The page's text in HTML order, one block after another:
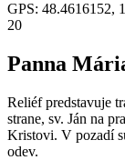
GPS: 48.4616152,
20
Panna
Reliéf predstavuje
strane, sv. Ján na
Kristovi. V pozadí
odev.